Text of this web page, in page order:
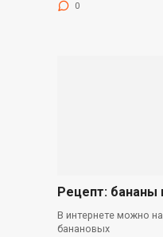
0
Рецепт: бананы
В интернете можно
банановых